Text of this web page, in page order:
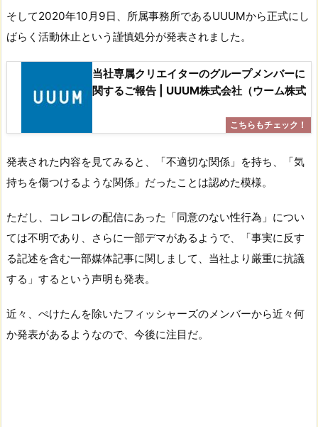
そして2020年10月9日、所属事務所であるUUUMから正式にし
ばらく活動休止という謹慎処分が発表されました。
当社専属クリエイターのグループメンバーに
関するご報告 | UUUM株式会社（ウーム株式
発表された内容を見てみると、「不適切な関係」を持ち、「気
持ちを傷つけるような関係」だったことは認めた模様。
ただし、コレコレの配信にあった「同意のない性行為」につい
ては不明であり、さらに一部デマがあるようで、「事実に反す
る記述を含む一部媒体記事に関しまして、当社より厳重に抗議
する」するという声明も発表。
近々、ぺけたんを除いたフィッシャーズのメンバーから近々何
か発表があるようなので、今後に注目だ。